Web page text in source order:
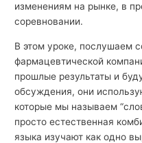
изменениям на рынке, в
соревновании.
В этом уроке, послушаем
фармацевтической
прошлые результаты и
обсуждения, они
которые мы называем
просто естественная
языка изучают как одно